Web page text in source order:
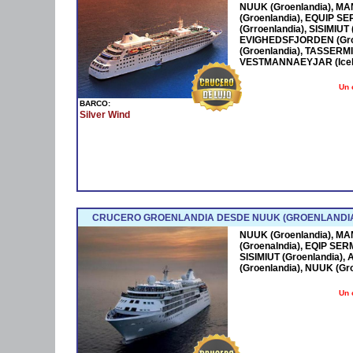
BARCO:
Silver Wind
NUUK (Groenlandia),
(Groenlandia), EQUIP
(Grroenlandia),
EVIGHEDSFJORDEN
(Groenlandia),
VESTMANNAEYJAR
Un
CRUCERO GROENLANDIA DESDE NUUK
NUUK (Groenlandia),
(Groenalndia), EQIP
SISIMIUT (Groenlandia),
(Groenlandia), NUUK
Un